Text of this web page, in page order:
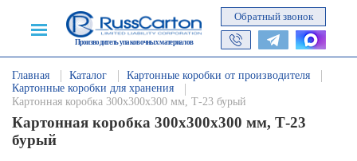
Производитель упаковочных материалов
Обратный звонок
Главная Каталог
Картонные коробки от производителя
Картонные коробки для хранения
Картонная коробка 300х300х300 мм, Т-23 бурый
Картонная коробка 300х300х300 мм, Т-23
бурый